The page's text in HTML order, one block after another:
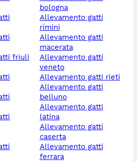
bologna
allevamento gatti
rimini
allevamento gatti
macerata
allevamento gatti
veneto
allevamento gatti rieti
allevamento gatti
belluno
allevamento gatti
latina
allevamento gatti
caserta
allevamento gatti
ferrara